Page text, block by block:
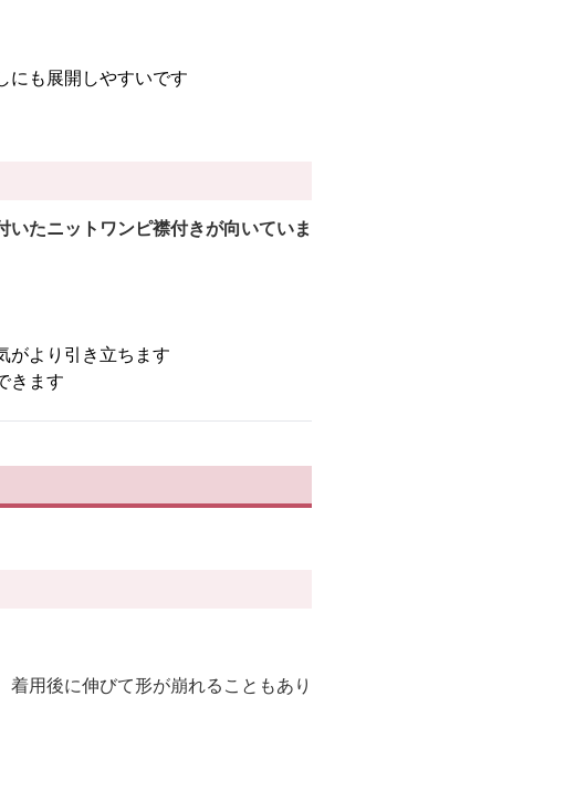
にも展開しやすいです
たニットワンピ襟付きが向いていま
がより引き立ちます
きます
用後に伸びて形が崩れることもあり